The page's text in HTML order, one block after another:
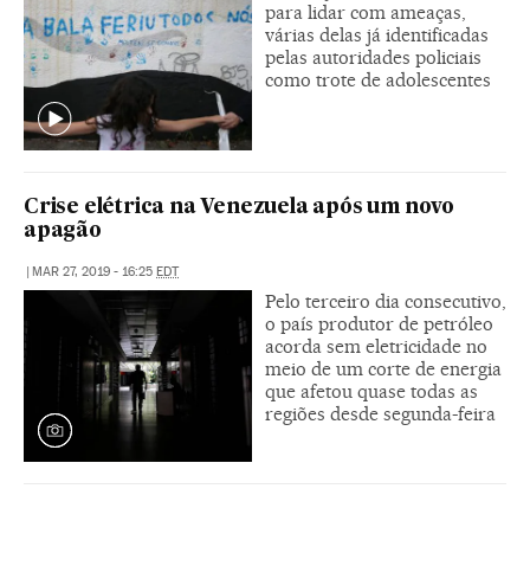
para lidar com ameaças,
várias delas já identificadas
pelas autoridades policiais
como trote de adolescentes
Crise elétrica na Venezuela após um novo
apagão
| MAR 27, 2019 - 16:25 EDT
Pelo terceiro dia consecutivo,
o país produtor de petróleo
acorda sem eletricidade no
meio de um corte de energia
que afetou quase todas as
regiões desde segunda-feira